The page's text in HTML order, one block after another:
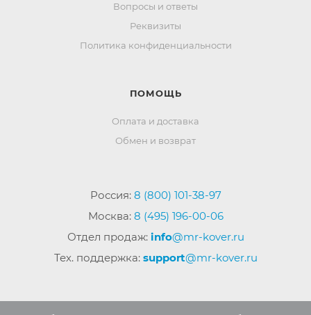
Вопросы и ответы
Реквизиты
Политика конфиденциальности
ПОМОЩЬ
Оплата и доставка
Обмен и возврат
Россия: 8 (800) 101-38-97
Москва: 8 (495) 196-00-06
Отдел продаж: info@mr-kover.ru
Тех. поддержка: support@mr-kover.ru